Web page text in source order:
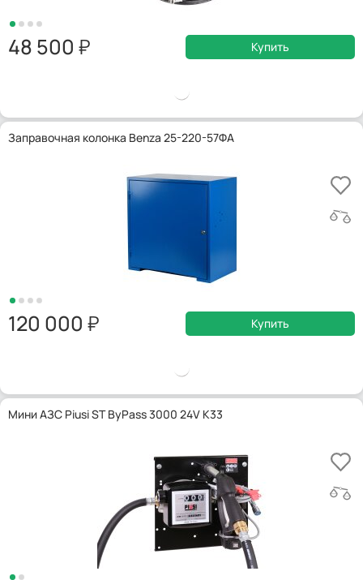
48 500 Купить
Заправочная колонка Benza 25-220-57ФА
120 000 Купить
Мини АЗС Piusi ST ByPass 3000 24V K33